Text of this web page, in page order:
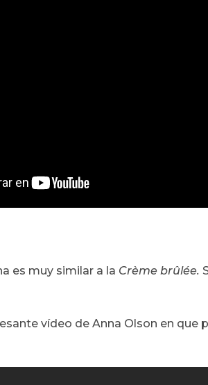
es muy similar a la Crème brûlée.
vídeo de Anna Olson en que